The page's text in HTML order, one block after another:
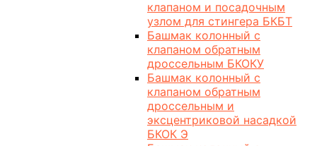
клапаном и посадочным
узлом для стингера БКБТ
Башмак колонный с
клапаном обратным
дроссельным БКОКУ
Башмак колонный с
клапаном обратным
дроссельным и
эксцентриковой насадкой
БКОК Э